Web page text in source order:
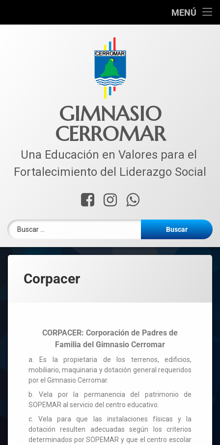
MENÚ
CONTACTO
GIMNASIO
CERROMAR
Una Educación en Valores para el
Fortalecimiento del Liderazgo Social
Facebook
InstagramWhatsApp
Corpacer
CORPACER: Corporación de Padres de
Familia del Gimnasio Cerromar
a. Es la propietaria de los terrenos, edificios,
mobiliario, maquinaria y dotación general requeridos
por el Gimnasio Cerromar.
b. Vela por la permanencia del patrimonio de
SOPEMAR al servicio del centro educativo.
c. Vela para que las instalaciones físicas y la
dotación resulten adecuadas según los criterios
determinados por SOPEMAR y que el centro escolar